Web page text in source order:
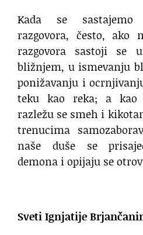
Kada se sastajemo
razgovora, često, ako
razgovora sastoji se
bližnjem, u ismevanju
ponižavanju i
teku kao reka; a kao
razležu se smeh i
trenucima
naše duše se
demona i opijaju se
Sveti Ignjatije